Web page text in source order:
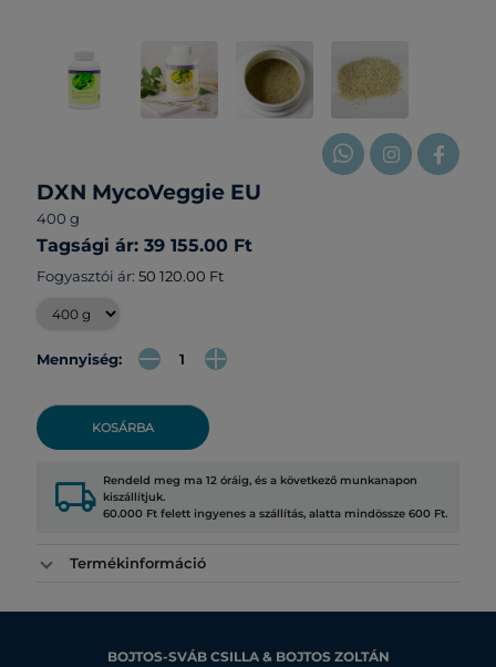
DXN MycoVeggie EU
400 g
Tagsági ár: 39 155.00 Ft
Fogyasztói ár: 50 120.00 Ft
Mennyiség:
KOSÁRBA
local_shipping Rendeld meg ma 12 óráig, és a következő munkanapon
kiszállítjuk.
60.000 Ft felett ingyenes a szállítás, alatta mindössze 600 Ft.
Termékinformáció
BOJTOS-SVÁB CSILLA & BOJTOS ZOLTÁN